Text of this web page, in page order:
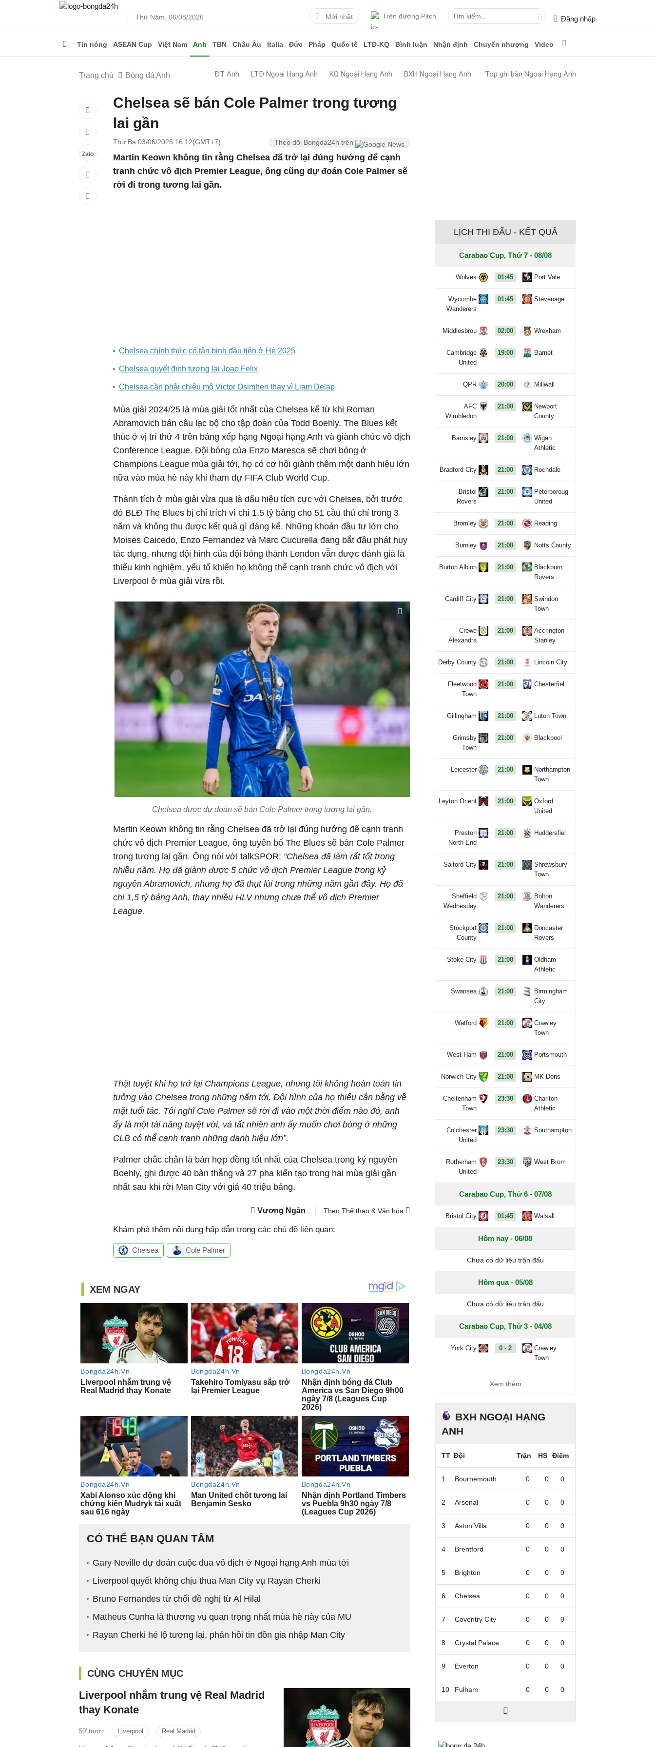
Thứ Năm, 06/08/2026 Mới nhất Trên đường Pitch Đăng nhập
Tin nóng ASEAN Cup Việt Nam Anh TBN Châu Âu Italia Đức Pháp Quốc tế LTĐ-KQ Bình luận Nhận định Chuyển nhượng Video
Trang chủ Bóng đá Anh ĐT Anh LTĐ Ngoại Hạng Anh KQ Ngoại Hạng Anh BXH Ngoại Hạng Anh Top ghi bàn Ngoại Hạng Anh
Zalo
Chelsea sẽ bán Cole Palmer trong tương
lai gần
Thứ Ba 03/06/2025 16:12(GMT+7) Theo dõi Bongda24h trên
Martin Keown không tin rằng Chelsea đã trở lại đúng hướng để cạnh
tranh chức vô địch Premier League, ông cũng dự đoán Cole Palmer sẽ
rời đi trong tương lai gần.
Chelsea chính thức có tân binh đầu tiên ở Hè 2025
Chelsea quyết định tương lai Joao Felix
Chelsea cần phải chiêu mộ Victor Osimhen thay vì Liam Delap
Mùa giải 2024/25 là mùa giải tốt nhất của Chelsea kể từ khi Roman
Abramovich bán câu lạc bộ cho tập đoàn của Todd Boehly, The Blues kết
thúc ở vị trí thứ 4 trên bảng xếp hạng Ngoại hạng Anh và giành chức vô địch
Conference League. Đội bóng của Enzo Maresca sẽ chơi bóng ở
Champions League mùa giải tới, họ có cơ hội giành thêm một danh hiệu lớn
nữa vào mùa hè này khi tham dự FIFA Club World Cup.
Thành tích ở mùa giải vừa qua là dấu hiệu tích cực với Chelsea, bởi trước
đó BLĐ The Blues bị chỉ trích vì chi 1,5 tỷ bảng cho 51 cầu thủ chỉ trong 3
năm và không thu được kết quả gì đáng kể. Những khoản đầu tư lớn cho
Moises Caicedo, Enzo Fernandez và Marc Cucurella đang bắt đầu phát huy
tác dụng, nhưng đội hình của đội bóng thành London vẫn được đánh giá là
thiếu kinh nghiệm, yếu tố khiến họ không thể cạnh tranh chức vô địch với
Liverpool ở mùa giải vừa rồi.
Chelsea được dự đoán sẽ bán Cole Palmer trong tương lai gần.
Martin Keown không tin rằng Chelsea đã trở lại đúng hướng để cạnh tranh
chức vô địch Premier League, ông tuyên bố The Blues sẽ bán Cole Palmer
trong tương lai gần. Ông nói với talkSPOR: “Chelsea đã làm rất tốt trong
nhiều năm. Họ đã giành được 5 chức vô địch Premier League trong kỷ
nguyên Abramovich, nhưng họ đã thụt lùi trong những năm gần đây. Họ đã
chi 1,5 tỷ bảng Anh, thay nhiều HLV nhưng chưa thể vô địch Premier
League.
Thật tuyệt khi họ trở lại Champions League, nhưng tôi không hoàn toàn tin
tưởng vào Chelsea trong những năm tới. Đội hình của họ thiếu cân bằng về
mặt tuổi tác. Tôi nghĩ Cole Palmer sẽ rời đi vào một thời điểm nào đó, anh
ấy là một tài năng tuyệt vời, và tất nhiên anh ấy muốn chơi bóng ở những
CLB có thể cạnh tranh những danh hiệu lớn”.
Palmer chắc chắn là bản hợp đồng tốt nhất của Chelsea trong kỷ nguyên
Boehly, ghi được 40 bàn thắng và 27 pha kiến tạo trong hai mùa giải gần
nhất sau khi rời Man City với giá 40 triệu bảng.
Vương Ngân Theo Thể thao & Văn hóa
Khám phá thêm nội dung hấp dẫn trong các chủ đề liên quan:
Chelsea Cole Palmer
CÓ THỂ BẠN QUAN TÂM
Gary Neville dự đoán cuộc đua vô địch ở Ngoại hạng Anh mùa tới
Liverpool quyết không chịu thua Man City vụ Rayan Cherki
Bruno Fernandes từ chối đề nghị từ Al Hilal
Matheus Cunha là thương vụ quan trọng nhất mùa hè này của MU
Rayan Cherki hé lộ tương lai, phản hồi tin đồn gia nhập Man City
CÙNG CHUYÊN MỤC
Liverpool nhắm trung vệ Real Madrid
thay Konate
50' trước Liverpool Real Madrid
LỊCH THI ĐẤU - KẾT QUẢ
Carabao Cup, Thứ 7 - 08/08
Wolves 01:45 Port Vale
Wycombe
Wanderers
01:45 Stevenage
Middlesbrou 02:00 Wrexham
Cambridge
United
19:00 Barnet
QPR 20:00 Millwall
AFC
Wimbledon
21:00
Newport
County
Barnsley 21:00
Wigan
Athletic
Bradford City 21:00 Rochdale
Bristol
Rovers
21:00
Peterboroug
United
Bromley 21:00 Reading
Burnley 21:00 Notts County
Burton Albion 21:00
Blackburn
Rovers
Cardiff City 21:00
Swindon
Town
Crewe
Alexandra
21:00
Accrington
Stanley
Derby County 21:00 Lincoln City
Fleetwood
Town
21:00 Chesterfiel
Gillingham 21:00 Luton Town
Grimsby
Town
21:00 Blackpool
Leicester 21:00
Northampton
Town
Leyton Orient 21:00
Oxford
United
Preston
North End
21:00 Huddersfiel
Salford City 21:00
Shrewsbury
Town
Sheffield
Wednesday
21:00
Bolton
Wanderers
Stockport
County
21:00
Doncaster
Rovers
Stoke City 21:00
Oldham
Athletic
Swansea 21:00
Birmingham
City
Watford 21:00
Crawley
Town
West Ham 21:00 Portsmouth
Norwich City 21:00 MK Dons
Cheltenham
Town
23:30
Charlton
Athletic
Colchester
United
23:30 Southampton
Rotherham
United
23:30 West Brom
Carabao Cup, Thứ 6 - 07/08
Bristol City 01:45 Walsall
Hôm nay - 06/08
Chưa có dữ liệu trận đấu
Hôm qua - 05/08
Chưa có dữ liệu trận đấu
Carabao Cup, Thứ 3 - 04/08
York City 0 - 2
Crawley
Town
Xem thêm
BXH NGOẠI HẠNG
ANH
TT Đội Trận HS Điểm
1 Bournemouth 0 0 0
2 Arsenal 0 0 0
3 Aston Villa 0 0 0
4 Brentford 0 0 0
5 Brighton 0 0 0
6 Chelsea 0 0 0
7 Coventry City 0 0 0
8 Crystal Palace 0 0 0
9 Everton 0 0 0
10 Fulham 0 0 0